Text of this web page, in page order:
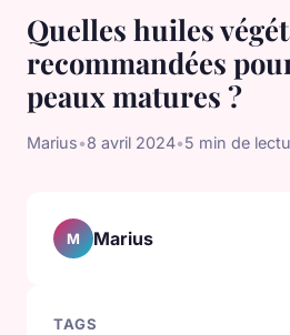
Quelles huiles
recommandées
peaux matures ?
Marius•8 avril 2024•5 min de
M Marius
TAGS